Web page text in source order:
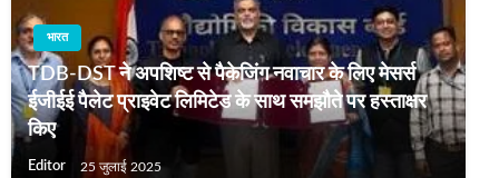
भारत
TDB-DST ने अपशिष्ट से पैकेजिंग नवाचार के लिए मेसर्स
ईजीईई पैलेट प्राइवेट लिमिटेड के साथ समझौते पर हस्ताक्षर
किए
Editor 25 जुलाई 2025